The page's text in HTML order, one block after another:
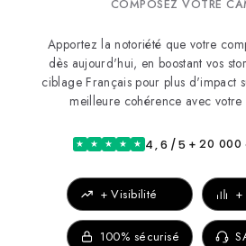
COMPOSEZ VOTRE
Apportez la notoriété que votre
dès aujourd'hui, en boostant vos
ciblage Français pour plus d'impact
meilleure cohérence avec votre
★ ★ ★ ★ ★ 4,6/5 + 20 000
+ Visibilité +
100% sécurisé